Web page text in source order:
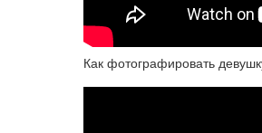
Как фотографировать